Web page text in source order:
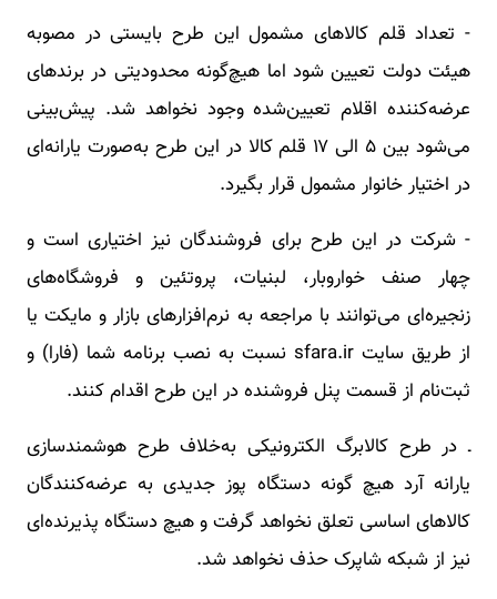
- تعداد قلم کالاهای مشمول این طرح بایستی در مصوبه
هیئت دولت تعیین شود اما هیچ‌گونه محدودیتی در برندهای
عرضه‌کننده اقلام تعیین‌شده وجود نخواهد شد. پیش‌بینی
می‌شود بین ۵ الی ۱۷ قلم کالا در این طرح به‌صورت یارانه‌ای
در اختیار خانوار مشمول قرار بگیرد.
- شرکت در این طرح برای فروشندگان نیز اختیاری است و
چهار صنف خواروبار، لبنیات، پروتئین و فروشگاه‌های
زنجیره‌ای می‌توانند با مراجعه به نرم‌افزارهای بازار و مایکت یا
از طریق سایت sfara.ir نسبت به نصب برنامه شما (فارا) و
ثبت‌نام از قسمت پنل فروشنده در این طرح اقدام کنند.
ـ در طرح کالابرگ الکترونیکی به‌خلاف طرح هوشمندسازی
یارانه آرد هیچ گونه دستگاه پوز جدیدی به عرضه‌کنندگان
کالاهای اساسی تعلق نخواهد گرفت و هیچ دستگاه پذیرنده‌ای
نیز از شبکه شاپرک حذف نخواهد شد.